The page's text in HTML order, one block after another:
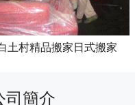
土村精品搬家日式搬家
司簡介